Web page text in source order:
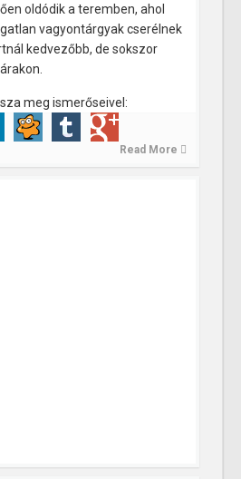
oldódik a teremben, ahol
vagyontárgyak cserélnek
kedvezőbb, de sokszor
meg ismerőseivel:
Read More